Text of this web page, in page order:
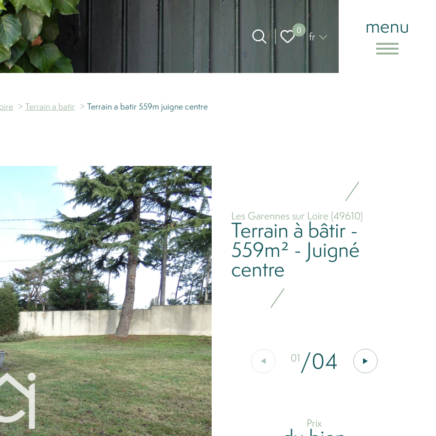
menu
0 Langue
fr
Terrain a batir Terrain a batir 559m juigne centre
Les Garennes sur Loire (49610)
Terrain à bâtir -
559m² - Juigné
centre
01 /04
Prix